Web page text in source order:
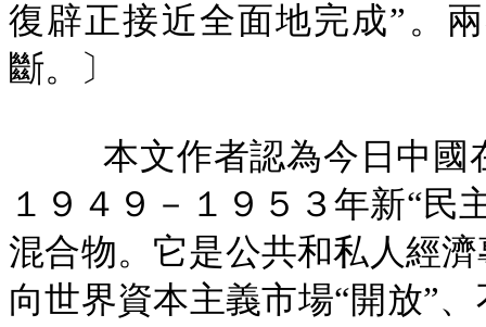
復辟正接近全面地完成”。
斷。〕
本文作者認為今日中國
１９４９－１９５３年新“民
混合物。它是公共和私人經
向世界資本主義市場“開放”